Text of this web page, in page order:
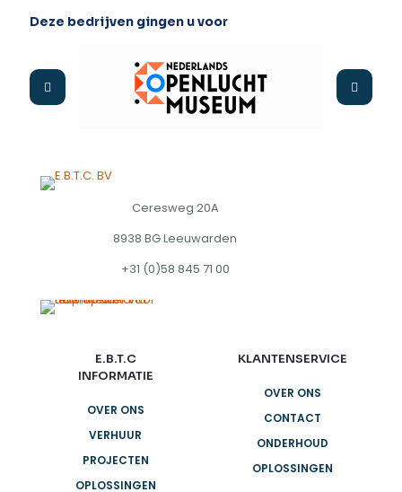
Deze bedrijven gingen u voor
Ceresweg 20A
8938 BG Leeuwarden
+31 (0)58 845 71 00
E.B.T.C
INFORMATIE
OVER ONS
VERHUUR
PROJECTEN
OPLOSSINGEN
KLANTENSERVICE
OVER ONS
CONTACT
ONDERHOUD
OPLOSSINGEN